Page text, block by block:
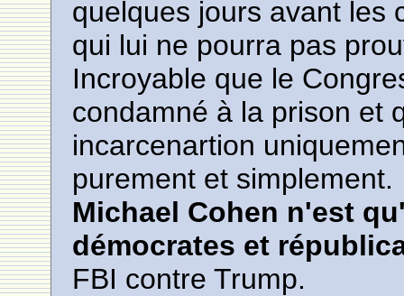
quelques jours avant les
qui lui ne pourra pas
Incroyable que le
condamné à la prison et
incarcenartion
purement et simplement.
Michael Cohen n'est
démocrates et
FBI contre Trump.